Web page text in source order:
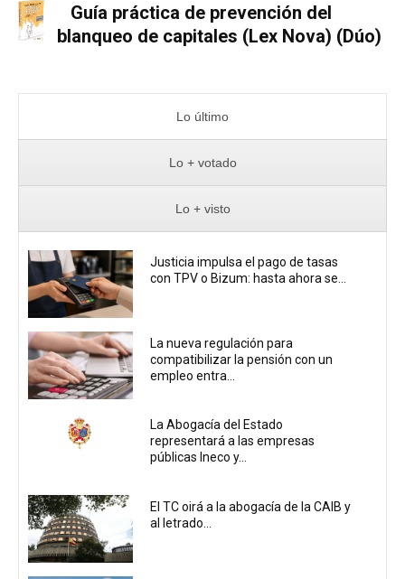
Guía práctica de prevención del
blanqueo de capitales (Lex Nova) (Dúo)
Lo último
Lo + votado
Lo + visto
Justicia impulsa el pago de tasas
con TPV o Bizum: hasta ahora se...
La nueva regulación para
compatibilizar la pensión con un
empleo entra...
La Abogacía del Estado
representará a las empresas
públicas Ineco y...
El TC oirá a la abogacía de la CAIB y
al letrado...